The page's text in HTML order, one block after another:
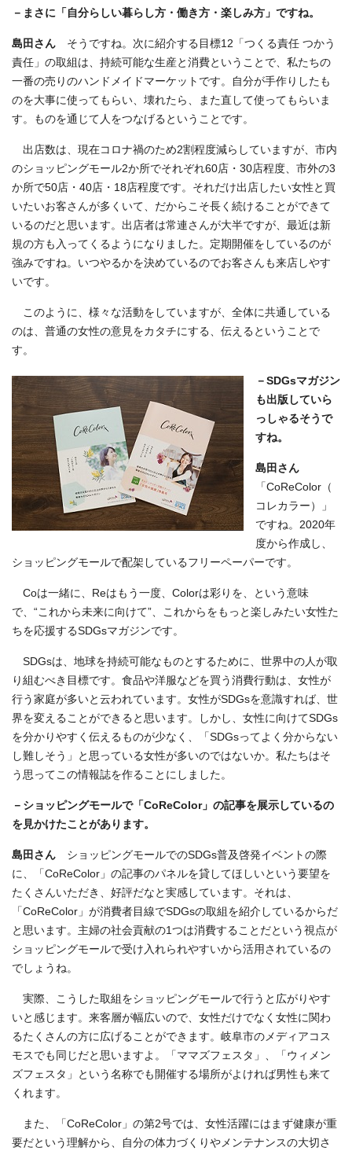
－まさに「自分らしい暮らし方・働き方・楽しみ方」ですね。
島田さん そうですね。次に紹介する目標12「つくる責任 つかう
責任」の取組は、持続可能な生産と消費ということで、私たちの
一番の売りのハンドメイドマーケットです。自分が手作りしたも
のを大事に使ってもらい、壊れたら、また直して使ってもらいま
す。ものを通じて人をつなげるということです。
出店数は、現在コロナ禍のため2割程度減らしていますが、市内
のショッピングモール2か所でそれぞれ60店・30店程度、市外の3
か所で50店・40店・18店程度です。それだけ出店したい女性と買
いたいお客さんが多くいて、だからこそ長く続けることができて
いるのだと思います。出店者は常連さんが大半ですが、最近は新
規の方も入ってくるようになりました。定期開催をしているのが
強みですね。いつやるかを決めているのでお客さんも来店しやす
いです。
このように、様々な活動をしていますが、全体に共通している
のは、普通の女性の意見をカタチにする、伝えるということで
す。
－SDGsマガジン
も出版していら
っしゃるそうで
すね。
島田さん
「CoReColor（
コレカラー）」
ですね。2020年
度から作成し、
ショッピングモールで配架しているフリーペーパーです。
Coは一緒に、Reはもう一度、Colorは彩りを、という意味
で、“これから未来に向けて”、これからをもっと楽しみたい女性た
ちを応援するSDGsマガジンです。
SDGsは、地球を持続可能なものとするために、世界中の人が取
り組むべき目標です。食品や洋服などを買う消費行動は、女性が
行う家庭が多いと云われています。女性がSDGsを意識すれば、世
界を変えることができると思います。しかし、女性に向けてSDGs
を分かりやすく伝えるものが少なく、「SDGsってよく分からない
し難しそう」と思っている女性が多いのではないか。私たちはそ
う思ってこの情報誌を作ることにしました。
－ショッピングモールで「CoReColor」の記事を展示しているの
を見かけたことがあります。
島田さん ショッピングモールでのSDGs普及啓発イベントの際
に、「CoReColor」の記事のパネルを貸してほしいという要望を
たくさんいただき、好評だなと実感しています。それは、
「CoReColor」が消費者目線でSDGsの取組を紹介しているからだ
と思います。主婦の社会貢献の1つは消費することだという視点が
ショッピングモールで受け入れられやすいから活用されているの
でしょうね。
実際、こうした取組をショッピングモールで行うと広がりやす
いと感じます。来客層が幅広いので、女性だけでなく女性に関わ
るたくさんの方に広げることができます。岐阜市のメディアコス
モスでも同じだと思いますよ。「ママズフェスタ」、「ウィメン
ズフェスタ」という名称でも開催する場所がよければ男性も来て
くれます。
また、「CoReColor」の第2号では、女性活躍にはまず健康が重
要だという理解から、自分の体力づくりやメンテナンスの大切さ